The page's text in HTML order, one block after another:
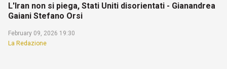
L'Iran non si piega, Stati Uniti disorientati - Gianandrea
Gaiani Stefano Orsi
February 09, 2026 19:30
La Redazione